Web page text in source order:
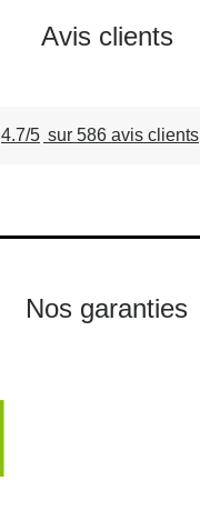
Avis clients
4.7/5 sur 586 avis clients
Nos garanties